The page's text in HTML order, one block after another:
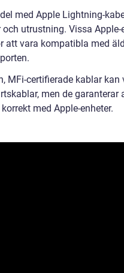
med Apple Lightning-
utrustning. Vissa
att vara kompatibla med
MFi-certifierade kablar
men de
med Apple-enheter.